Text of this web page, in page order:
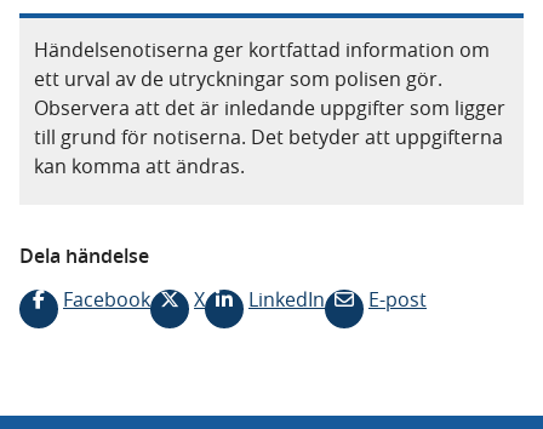
Händelsenotiserna ger kortfattad information om
ett urval av de utryckningar som polisen gör.
Observera att det är inledande uppgifter som ligger
till grund för notiserna. Det betyder att uppgifterna
kan komma att ändras.
Dela händelse
Facebook
X LinkedIn E-post